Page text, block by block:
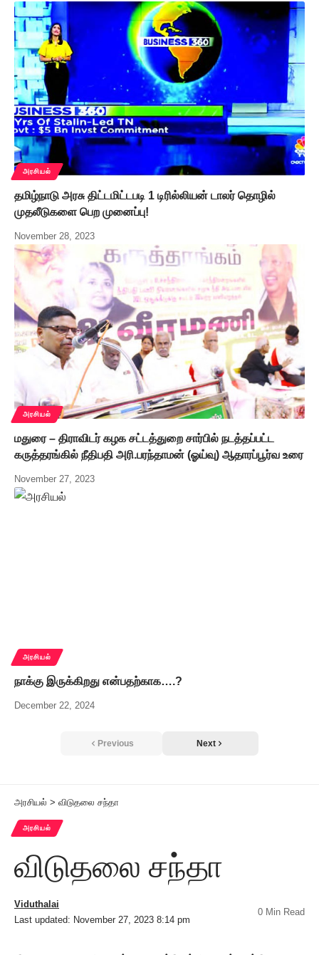
அரசியல்
தமிழ்நாடு அரசு திட்டமிட்டபடி 1 டிரில்லியன் டாலர் தொழில்
முதலீடுகளை பெற முனைப்பு!
November 28, 2023
அரசியல்
மதுரை – திராவிடர் கழக சட்டத்துறை சார்பில் நடத்தப்பட்ட
கருத்தரங்கில் நீதிபதி அரி.பரந்தாமன் (ஓய்வு) ஆதாரப்பூர்வ உரை
November 27, 2023
அரசியல்
நாக்கு இருக்கிறது என்பதற்காக….?
December 22, 2024
Previous Next
அரசியல் > விடுதலை சந்தா
அரசியல்
விடுதலை சந்தா
Last updated: November 27, 2023 8:14 pm
Viduthalai
0 Min Read